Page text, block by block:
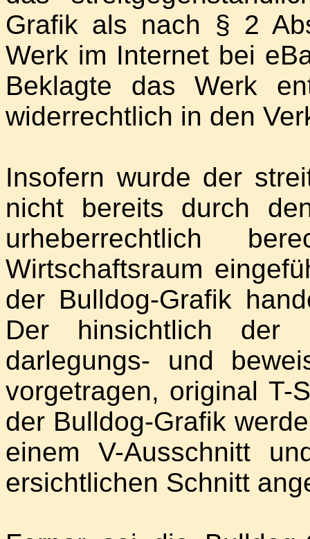
Grafik als nach § 2
Werk im Internet bei
Beklagte das Werk
widerrechtlich in den
Insofern wurde der
nicht bereits durch
urheberrechtlich
Wirtschaftsraum
der Bulldog-Grafik
Der hinsichtlich der
darlegungs- und
vorgetragen, original T-
der Bulldog-Grafik
einem V-Ausschnitt
ersichtlichen Schnitt